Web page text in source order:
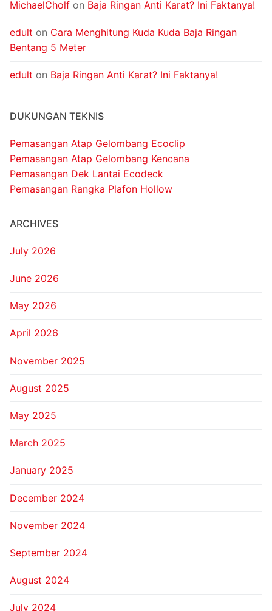
MichaelCholf on Baja Ringan Anti Karat? Ini Faktanya!
edult on Cara Menghitung Kuda Kuda Baja Ringan
Bentang 5 Meter
edult on Baja Ringan Anti Karat? Ini Faktanya!
DUKUNGAN TEKNIS
Pemasangan Atap Gelombang Ecoclip
Pemasangan Atap Gelombang Kencana
Pemasangan Dek Lantai Ecodeck
Pemasangan Rangka Plafon Hollow
ARCHIVES
July 2026
June 2026
May 2026
April 2026
November 2025
August 2025
May 2025
March 2025
January 2025
December 2024
November 2024
September 2024
August 2024
July 2024